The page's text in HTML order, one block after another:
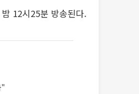
12시25분 방송된다.
"